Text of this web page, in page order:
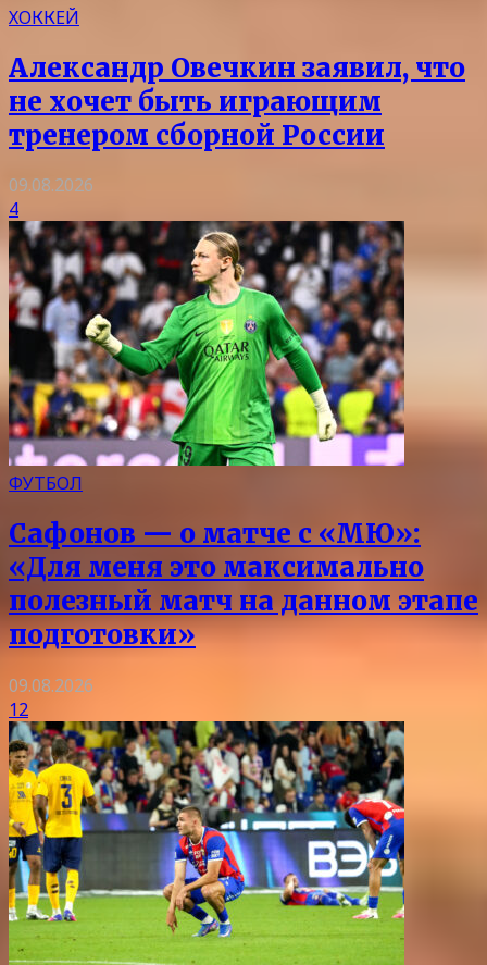
ХОККЕЙ
Александр Овечкин заявил, что
не хочет быть играющим
тренером сборной России
09.08.2026
4
ФУТБОЛ
Сафонов — о матче с «МЮ»:
«Для меня это максимально
полезный матч на данном этапе
подготовки»
09.08.2026
12